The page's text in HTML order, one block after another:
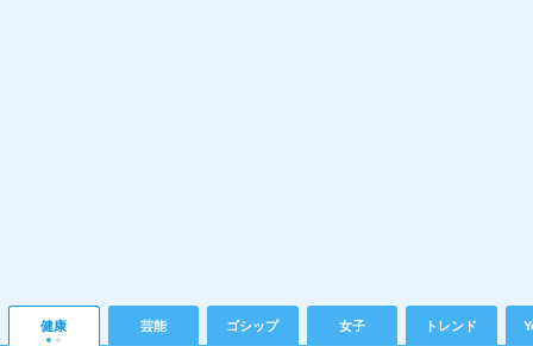
健康 芸能 ゴシップ 女子 トレンド